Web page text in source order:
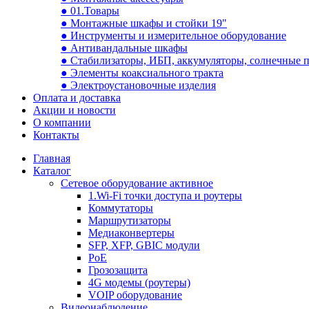
● 01.Товары
● Монтажные шкафы и стойки 19"
● Инструменты и измерительное оборудование
● Антивандальные шкафы
● Стабилизаторы, ИБП, аккумуляторы, солнечные
● Элементы коаксиального тракта
● Электроустановочные изделия
Оплата и доставка
Акции и новости
О компании
Контакты
Главная
Каталог
Сетевое оборудование активное
1.Wi-Fi точки доступа и роутеры
Коммутаторы
Маршрутизаторы
Медиаконвертеры
SFP, XFP, GBIC модули
PoE
Грозозащита
4G модемы (роутеры)
VOIP оборудование